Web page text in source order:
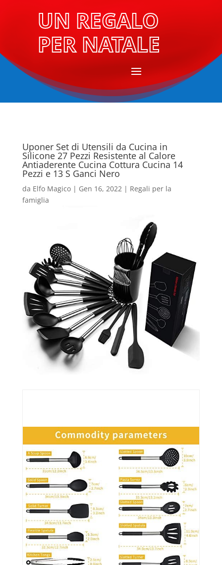
UN REGALO
PER NATALE
Uponer Set di Utensili da Cucina in
Silicone 27 Pezzi Resistente al Calore
Antiaderente Cucina Cottura Cucina 14
Pezzi e 13 S Ganci Nero
da Elfo Magico| Gen 16, 2022| Regali per la
famiglia